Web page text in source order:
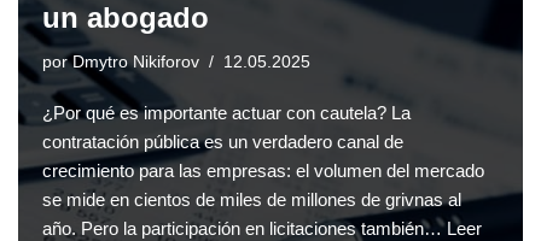
un abogado
porDmytro Nikiforov 12.05.2025
¿Por qué es importante actuar con cautela? La
contratación pública es un verdadero canal de
crecimiento para las empresas: el volumen del mercado
se mide en cientos de miles de millones de grivnas al
año. Pero la participación en licitaciones también…Leer